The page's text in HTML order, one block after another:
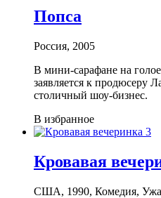
Попса
Россия, 2005
В мини-сарафане на
заявляется к продюсеру
столичный шоу-бизнес.
В избранное
Кровавая
США, 1990, Комедия,